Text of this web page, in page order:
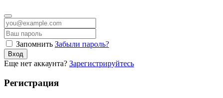
Запомнить Забыли пароль?
Вход
Еще нет аккаунта? Зарегистрируйтесь
Регистрация